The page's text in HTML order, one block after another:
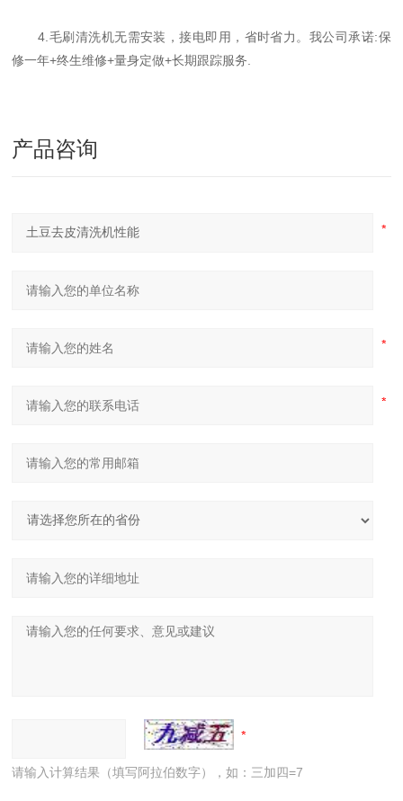
4.毛刷清洗机无需安装，接电即用，省时省力。我公司承诺:保
修一年+终生维修+量身定做+长期跟踪服务.
产品咨询
请输入计算结果（填写阿拉伯数字），如：三加四=7